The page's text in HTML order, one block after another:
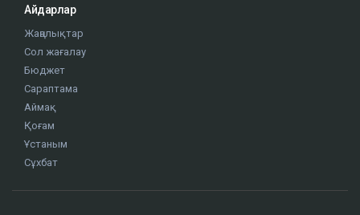
Айдарлар
Жаңалықтар
Сол жағалау
Бюджет
Сараптама
Аймақ
Қоғам
Ұстаным
Сұхбат